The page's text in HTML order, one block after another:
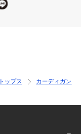
トップス
カーディガン